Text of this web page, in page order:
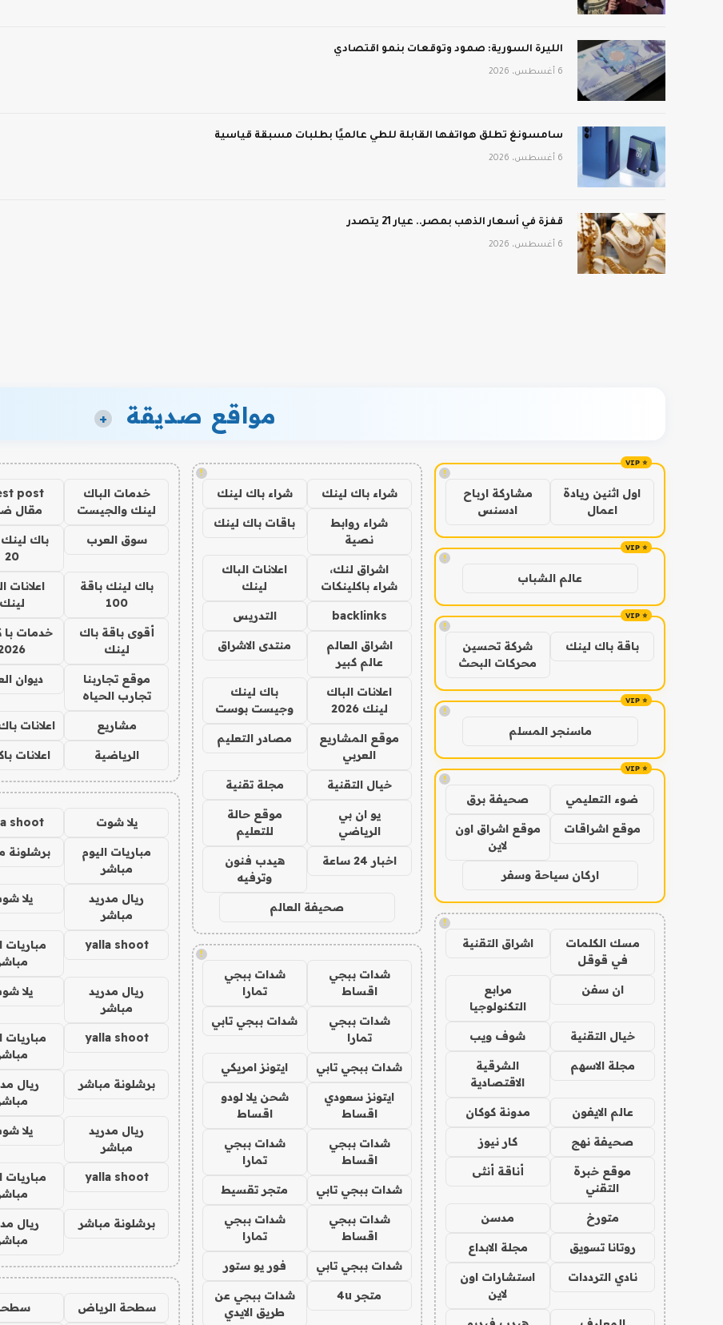
الليرة السورية: صمود وتوقعات بنمو اقتصادي
6 أغسطس، 2026
سامسونغ تطلق هواتفها القابلة للطي عالميًا بطلبات مسبقة قياسية
6 أغسطس، 2026
قفزة في أسعار الذهب بمصر.. عيار 21 يتصدر
6 أغسطس، 2026
مواقع صديقة +
!
اول اثنين ريادة
اعمال
مشاركة ارباح
ادسنس
!
عالم الشباب
!
باقة باك لينك
شركة تحسين
محركات البحث
!
ماسنجر المسلم
!
ضوء التعليمي صحيفة برق
موقع اشراقات
موقع اشراق اون
لاين
اركان سياحة وسفر
!
مسك الكلمات
في قوقل
اشراق التقنية
ان سفن
مرابع
التكنولوجيا
خيال التقنية شوف ويب
مجلة الاسهم
الشرقية
الاقتصادية
عالم الايفون مدونة كوكان
صحيفة نهج كار نيوز
موقع خبرة
التقني
أناقة أنثى
متورخ مدسن
روتانا تسويق مجلة الابداع
نادي الترددات
استشارات اون
لاين
!
شراء باك لينك شراء باك لينك
شراء روابط
نصية
باقات باك لينك
اشراق لنك،
شراء باكلينكات
اعلانات الباك
لينك
backlinks التدريس
اشراق العالم
عالم كبير
منتدى الاشراق
اعلانات الباك
لينك 2026
باك لينك
وجيست بوست
موقع المشاريع
العربي
مصادر التعليم
خيال التقنية مجلة تقنية
يو ان بي
الرياضي
موقع حالة
للتعليم
اخبار 24 ساعة
هيدب فنون
وترفيه
صحيفة العالم
!
شدات ببجي
اقساط
شدات ببجي
تمارا
شدات ببجي
تمارا
شدات ببجي تابي
شدات ببجي تابي ايتونز امريكي
ايتونز سعودي
اقساط
شحن يلا لودو
اقساط
شدات ببجي
اقساط
شدات ببجي
تمارا
شدات ببجي تابي متجر تقسيط
شدات ببجي
اقساط
شدات ببجي
تمارا
شدات ببجي تابي فور يو ستور
متجر 4u
شدات ببجي عن
طريق الايدي
خدمات الباك
لينك والجيست
post
مقال
سوق العرب
باك لينك
20
باك لينك باقة
100
اعلانات
لينك
أقوى باقة باك
لينك
خدمات با
موقع تجاربنا
تجارب الحياه
ديوان
مشاريع اعلانات
الرياضية اعلانات
يلا شوت shoot
مباريات اليوم
مباشر
برشلونة
ريال مدريد
مباشر
يلا
yalla shoot
مباريات
ريال مدريد
مباشر
يلا
yalla shoot
مباريات
برشلونة مباشر
ريال
ريال مدريد
مباشر
يلا
yalla shoot
مباريات
برشلونة مباشر
ريال
سطحة الرياض